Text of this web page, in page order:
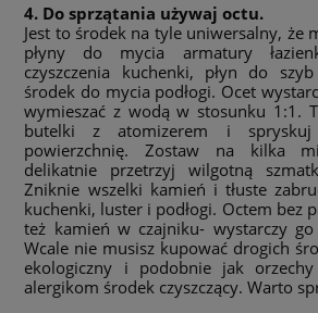
4. Do sprzątania używaj octu.
Jest to środek na tyle uniwersalny, że
płyny do mycia armatury
czyszczenia kuchenki, płyn do
środek do mycia podłogi. Ocet
wymieszać z wodą w stosunku 1:1.
butelki z atomizerem i spryskuj
powierzchnię. Zostaw na kilka
delikatnie przetrzyj wilgotną
Zniknie wszelki kamień i tłuste
kuchenki, luster i podłogi. Octem bez
też kamień w czajniku- wystarczy
Wcale nie musisz kupować drogich
ekologiczny i podobnie jak
alergikom środek czyszczący. Warto